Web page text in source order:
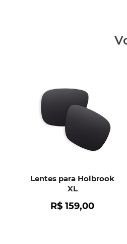
Lentes para Holbrook
XL
R$ 159,00